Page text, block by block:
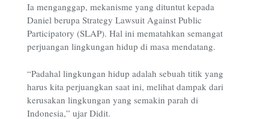
Ia menganggap, mekanisme yang dituntut kepada
Daniel berupa Strategy Lawsuit Against Public
Participatory (SLAP). Hal ini mematahkan semangat
perjuangan lingkungan hidup di masa mendatang.
“Padahal lingkungan hidup adalah sebuah titik yang
harus kita perjuangkan saat ini, melihat dampak dari
kerusakan lingkungan yang semakin parah di
Indonesia,” ujar Didit.